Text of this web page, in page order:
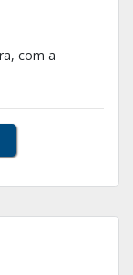
com a